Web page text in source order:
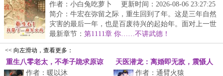
作者：小白兔吃萝卜
更新时间：2026-08-06 23:27:25
简介：牛宏在弥留之际，重生回到了年。这是三年自然
灾害的最后一年，也是百废待兴的起始年。面对上一世
所...
最新章节： 第1111章 你……不讲武德！
<< 向左滑动，查看更多：
重生八零老太，不孝子跪求原谅
作者：暖以沐
天医潜龙：离婚即无敌，震慑人
世间
作者：通臂火猿